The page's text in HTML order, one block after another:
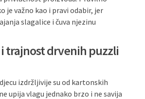
je važno kao i pravi odabir, jer
slagalice i čuva njezinu
trajnost drvenih puzzli
izdržljivije su od kartonskih
upija vlagu jednako brzo i ne savija